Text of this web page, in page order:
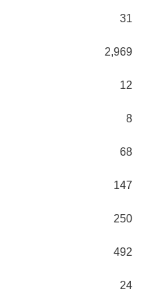
31
2,969
12
8
68
147
250
492
24